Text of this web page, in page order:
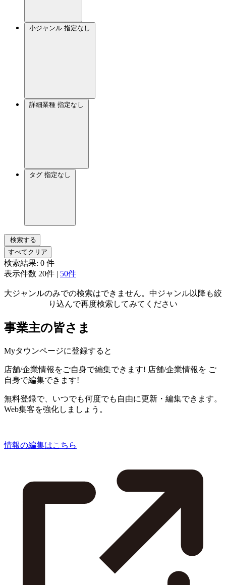
小ジャンル 指定なし
詳細業種 指定なし
タグ 指定なし
検索する
すべてクリア
検索結果: 0 件
表示件数 20件 | 50件
大ジャンルのみでの検索はできません。中ジャンル以降も絞
り込んで再度検索してみてください
事業主の皆さま
Myタウンページに登録すると
店舗/企業情報をご自身で編集できます! 店舗/企業情報を ご
自身で編集できます!
無料登録で、いつでも何度でも自由に更新・編集できます。
Web集客を強化しましょう。
情報の編集はこちら